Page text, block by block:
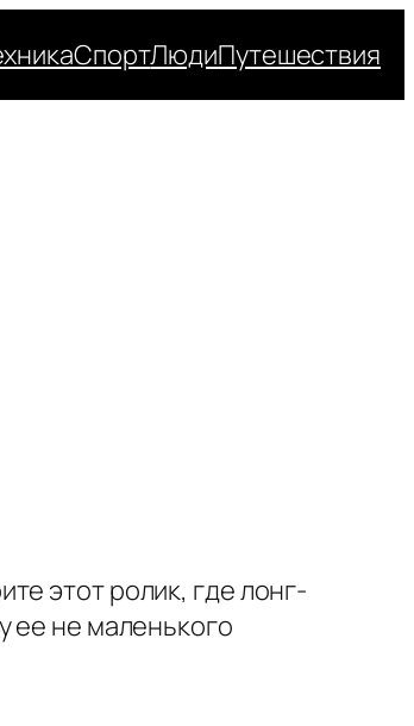
СпортЛюдиПутешествия
этот ролик, где лонг-
ее не маленького